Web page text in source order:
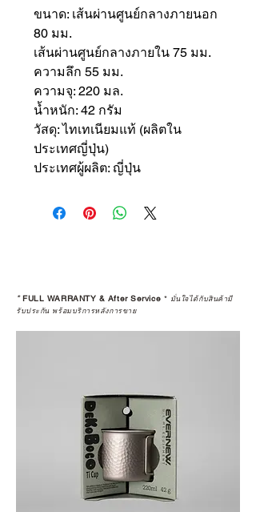
ขนาด: เส้นผ่านศูนย์กลางภายนอก
80 มม.
เส้นผ่านศูนย์กลางภายใน 75 มม.
ความลึก 55 มม.
ความจุ: 220 มล.
น้ำหนัก: 42 กรัม
วัสดุ: ไทเทเนียมแท้ (ผลิตใน
ประเทศญี่ปุ่น)
ประเทศผู้ผลิต: ญี่ปุ่น
*FULL WARRANTY & After Service * มั่นใจได้กับสินค้ามี
รับประกัน พร้อมบริการหลังการขาย